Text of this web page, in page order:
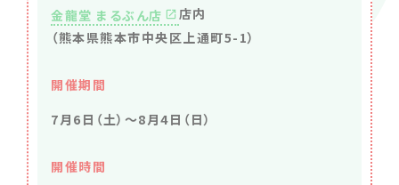
金龍堂 まるぶん店
店内
（熊本県熊本市中央区上通町5-1）
開催期間
7月6日（土）～8月4日（日）
開催時間